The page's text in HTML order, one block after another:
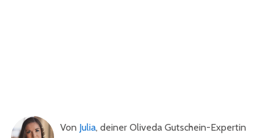
Von Julia, deiner Oliveda Gutschein-Expertin